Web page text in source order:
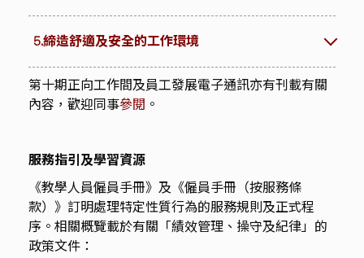
5.締造舒適及安全的工作環境
第十期正向工作間及員工發展電子通訊亦有刊載有關
內容，歡迎同事參閱 。
服務指引及學習資源
《教學人員僱員手冊》及《僱員手冊（按服務條
款）》訂明處理特定性質行為的服務規則及正式程
序。相關概覽載於有關「績效管理、操守及紀律」的
政策文件：